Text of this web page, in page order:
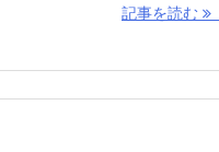
記事を読む